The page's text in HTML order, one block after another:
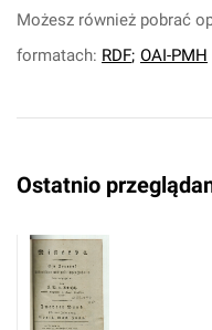
Możesz również pobrać
formatach: RDF; OAI-PMH
Ostatnio